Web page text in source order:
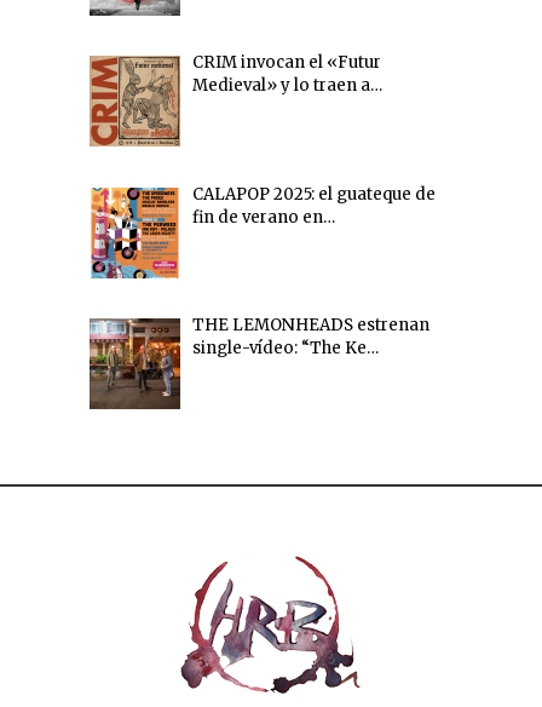
CRIM invocan el «Futur
Medieval» y lo traen a…
CALAPOP 2025: el guateque de
fin de verano en…
THE LEMONHEADS estrenan
single-vídeo: “The Ke…